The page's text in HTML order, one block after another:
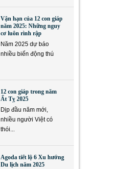
Vận hạn của 12 con giáp
năm 2025: Những nguy
cơ luôn rình rập
Năm 2025 dự báo
nhiều biến động thú
12 con giáp trong năm
Ất Tỵ 2025
Dịp đầu năm mới,
nhiều người Việt có
thói...
Agoda tiết lộ 6 Xu hướng
Du lịch năm 2025